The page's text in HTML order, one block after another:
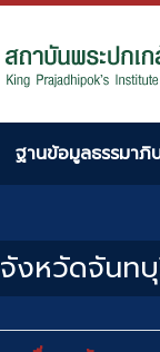
ฐานข้อมูลธรรมาภิ
จังหวัดจันท